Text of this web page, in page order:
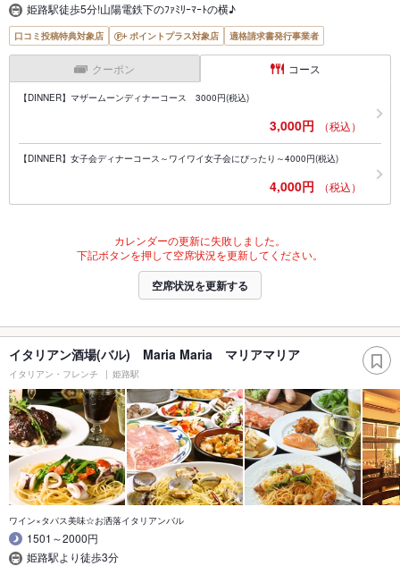
姫路駅徒歩5分!山陽電鉄下のﾌｧﾐﾘｰﾏｰﾄの横♪
口コミ投稿特典対象店 ポイントプラス対象店 適格請求書発行事業者
クーポン コース
【DINNER】マザームーンディナーコース 3000円(税込)
3,000円 （税込）
【DINNER】女子会ディナーコース～ワイワイ女子会にぴったり～4000円(税込)
4,000円 （税込）
カレンダーの更新に失敗しました。
下記ボタンを押して空席状況を更新してください。
空席状況を更新する
イタリアン酒場(バル) Maria Maria マリアマリア
イタリアン・フレンチ 姫路駅
ワイン×タパス美味☆お洒落イタリアンバル
1501～2000円
姫路駅より徒歩3分